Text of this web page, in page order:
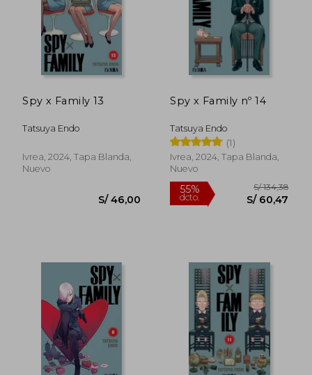
55%
dcto. S/
Spy x Family 13
Tatsuya Endo
Ivrea, 2024, Tapa Blanda,
Nuevo
Spy x Family nº 14
Tatsuya Endo
(1)
Ivrea, 2024, Tapa Blanda,
Nuevo